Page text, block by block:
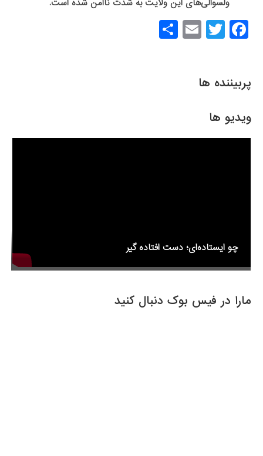
پربیننده ها
ویدیو ها
چو ایستاده‌ای؛ دست افتاده گیر
مارا در فیس بوک دنبال کنید
ولسوالی‌های این ولایت به شدت ناامن شده است.
F
a
e
o
o
T
wi
er
E
m